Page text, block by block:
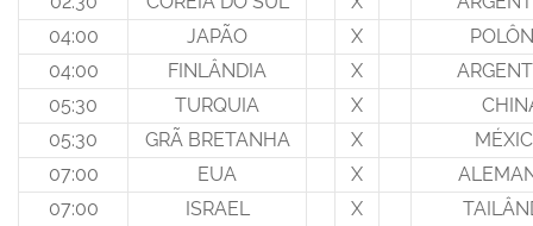
04:00
JAPÃO X
04:00
FINLÂNDIA X
05:30
TURQUIA X
05:30
GRÃ BRETANHA X
07:00
EUA X
07:00
ISRAEL X